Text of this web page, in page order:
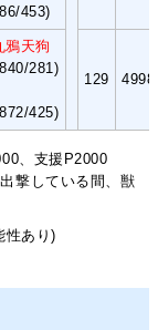
453)
鴉天狗
281)
425)
129 4998
、支援P2000
撃している間、獣
性あり)